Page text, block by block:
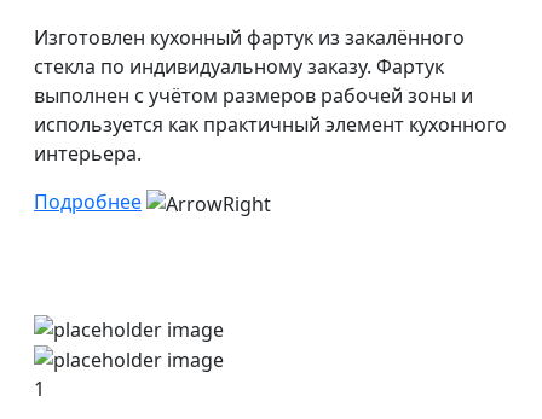
Изготовлен кухонный фартук из закалённого
стекла по индивидуальному заказу. Фартук
выполнен с учётом размеров рабочей зоны и
используется как практичный элемент кухонного
интерьера.
Подробнее
1